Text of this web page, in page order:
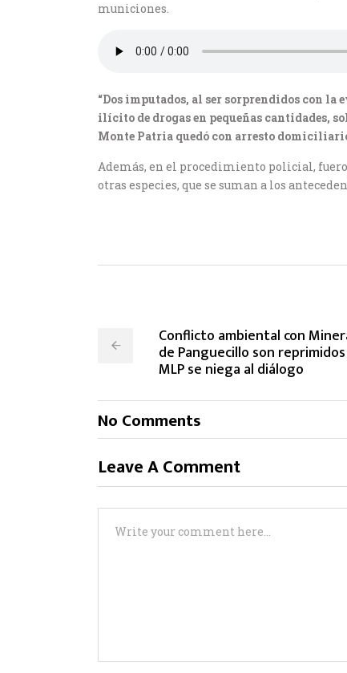
municiones.
“Dos imputados, al ser sorprendidos con
ilícito de drogas en pequeñas cantidades,
Monte Patria quedó con arresto
Además, en el procedimiento policial,
otras especies, que se suman a los
Conflicto ambiental con
de Panguecillo son
MLP se niega al diálogo
No Comments
Leave A Comment